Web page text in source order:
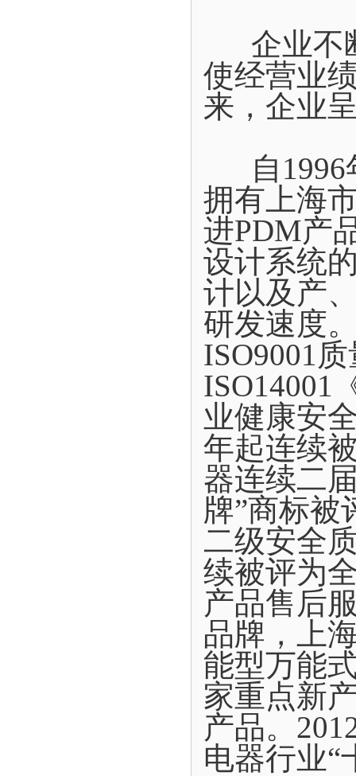
企业不
使经营业
来，企业
自1996
拥有上海
进PDM产
设计系统
计以及产
研发速度
ISO9001
ISO14001
业健康安
年起连续
器连续二
牌”商标被
二级安全
续被评为
产品售后
品牌，上
能型万能
家重点新
产品。
电器行业“